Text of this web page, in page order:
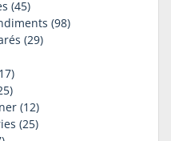
(45)
(98)
(29)
(12)
(25)